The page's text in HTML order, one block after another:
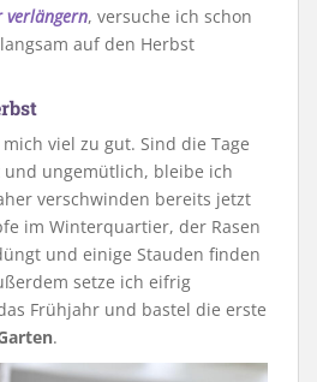
verlängern, versuche ich schon
auf den Herbst
viel zu gut. Sind die Tage
ungemütlich, bleibe ich
verschwinden bereits jetzt
im Winterquartier, der Rasen
und einige Stauden finden
setze ich eifrig
Frühjahr und bastel die erste
.